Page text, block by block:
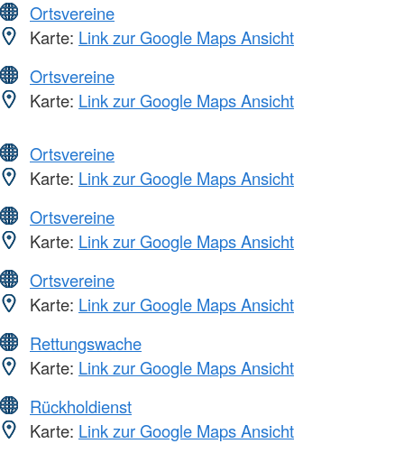
Ortsvereine
Karte: Link zur Google Maps Ansicht
Ortsvereine
Karte: Link zur Google Maps Ansicht
Ortsvereine
Karte: Link zur Google Maps Ansicht
Ortsvereine
Karte: Link zur Google Maps Ansicht
Ortsvereine
Karte: Link zur Google Maps Ansicht
Rettungswache
Karte: Link zur Google Maps Ansicht
Rückholdienst
Karte: Link zur Google Maps Ansicht